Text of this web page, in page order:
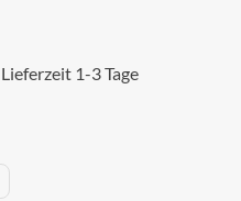
1-3 Tage